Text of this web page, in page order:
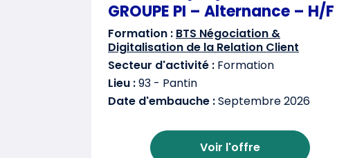
GROUPE PI – Alternance – H/F
Formation : BTS Négociation &
Digitalisation de la Relation Client
Secteur d'activité : Formation
Lieu :93 - Pantin
Date d'embauche :Septembre 2026
Voir l'offre